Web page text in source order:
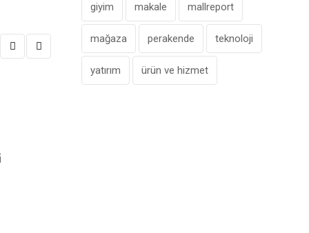
giyim makale mallreport
mağaza perakende teknoloji
yatırım ürün ve hizmet